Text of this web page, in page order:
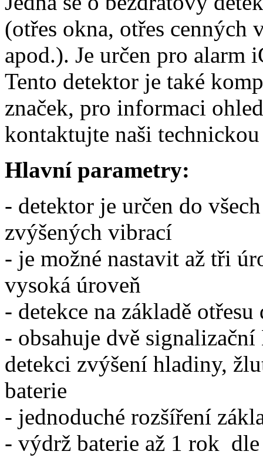
(otřes okna, otřes cenných
apod.). Je určen pro
Tento detektor je také
značek, pro informaci
kontaktujte naši
Hlavní parametry:
- detektor je určen do
zvýšených vibrací
- je možné nastavit až tři
vysoká úroveň
- detekce na základě
- obsahuje dvě
detekci zvýšení hladiny,
baterie
- jednoduché rozšíření
- výdrž baterie až 1 rok